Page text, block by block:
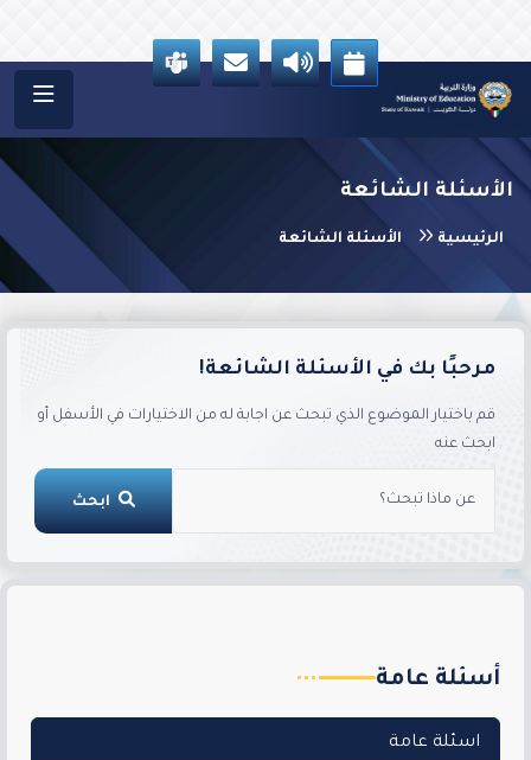
الأسئلة الشائعة
الرئيسية الأسئلة الشائعة
مرحبًا بك في الأسئلة الشائعة!
قم باختيار الموضوع الذي تبحث عن اجابة له من الاختيارات في الأسفل أو
ابحث عنه
أسئلة عامة
اسئلة عامة